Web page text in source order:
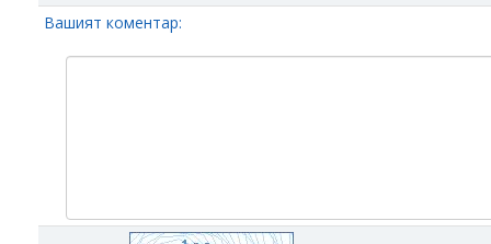
Вашият коментар: